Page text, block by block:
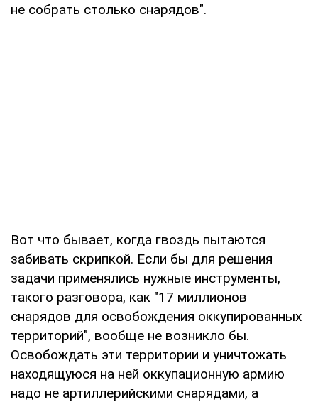
не собрать столько снарядов".
Вот что бывает, когда гвоздь пытаются
забивать скрипкой. Если бы для решения
задачи применялись нужные инструменты,
такого разговора, как "17 миллионов
снарядов для освобождения оккупированных
территорий", вообще не возникло бы.
Освобождать эти территории и уничтожать
находящуюся на ней оккупационную армию
надо не артиллерийскими снарядами, а